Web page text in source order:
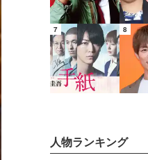
7 8
人物ランキング